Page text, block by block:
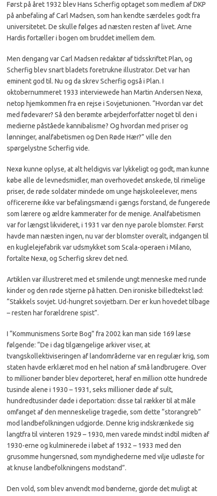
Først på året 1932 blev Hans Scherfig optaget som medlem af DKP
på anbefaling af Carl Madsen, som han kendte særdeles godt fra
universitetet. De skulle følges ad næsten resten af livet. Arne
Hardis fortæller i bogen om bruddet imellem dem.
Men dengang var Carl Madsen redaktør af tidsskriftet Plan, og
Scherfig blev snart bladets foretrukne illustrator. Det var han
eminent god til. Nu og da skrev Scherfig også i Plan. I
oktobernummeret 1933 interviewede han Martin Andersen Nexø,
netop hjemkommen fra en rejse i Sovjetunionen. “Hvordan var det
med fødevarer? Så den berømte arbejderforfatter noget til den i
medierne påståede kannibalisme? Og hvordan med priser og
lønninger, analfabetismen og Den Røde Hær?” ville den
spørgelystne Scherfig vide.
Nexø kunne oplyse, at alt heldigvis var lykkeligt og godt, man kunne
købe alle de levnedsmidler, man overhovedet ønskede, til rimelige
priser, de røde soldater mindede om unge højskoleelever, mens
officererne ikke var befalingsmænd i gængs forstand, de fungerede
som lærere og ældre kammerater for de menige. Analfabetismen
var for længst likvideret, i 1931 var den nye parole blomster. Først
havde man næsten ingen, nu var der blomster overalt, indgangen til
en kuglelejefabrik var udsmykket som Scala-operaen i Milano,
fortalte Nexø, og Scherfig skrev det ned.
Artiklen var illustreret med et smilende ungt menneske med runde
kinder og den røde stjerne på hatten. Den ironiske billedtekst lød:
“Stakkels sovjet. Ud-hungret sovjetbarn. Der er kun hovedet tilbage
– resten har forældrene spist”.
I “Kommunismens Sorte Bog” fra 2002 kan man side 169 læse
følgende: “De i dag tilgængelige arkiver viser, at
tvangskollektiviseringen af landområderne var en regulær krig, som
staten havde erklæret mod en hel nation af små landbrugere. Over
to millioner bønder blev deporteret, heraf en million otte hundrede
tusinde alene i 1930 – 1931, seks millioner døde af sult,
hundredtusinder døde i deportation: disse tal rækker til at måle
omfanget af den menneskelige tragedie, som dette “storangreb”
mod landbefolkningen udgjorde. Denne krig indskrænkede sig
langtfra til vinteren 1929 – 1930, men varede mindst indtil midten af
1930-erne og kulminerede i løbet af 1932 – 1933 med den
grusomme hungersnød, som myndighederne med vilje udløste for
at knuse landbefolkningens modstand”.
Den vold, som blev anvendt mod bønderne, gjorde det muligt at